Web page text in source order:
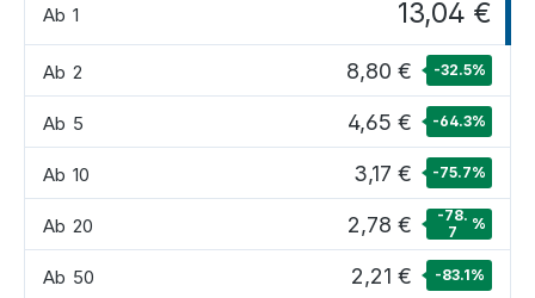
Ab 1 13,04 €
Ab 2 8,80 € -32.5%
Ab 5 4,65 € -64.3%
Ab 10 3,17 € -75.7%
Ab 20 2,78 €
-78.
7
%
Ab 50 2,21 € -83.1%